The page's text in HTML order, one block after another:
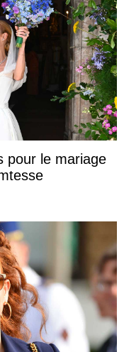
pour le mariage